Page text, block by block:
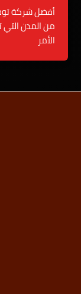
أفضل شركة
من المدن التي
الأمر